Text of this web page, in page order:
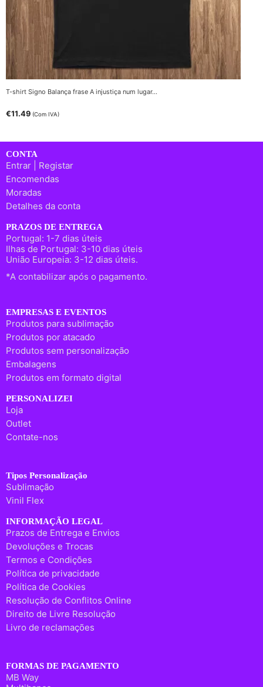
T-shirt Signo Balança frase A injustiça num lugar…
€11.49 (Com IVA)
CONTA
Entrar | Registar
Encomendas
Moradas
Detalhes da conta
PRAZOS DE ENTREGA
Portugal: 1-7 dias úteis
Ilhas de Portugal: 3-10 dias úteis
União Europeia: 3-12 dias úteis.
*A contabilizar após o pagamento.
EMPRESAS E EVENTOS
Produtos para sublimação
Produtos por atacado
Produtos sem personalização
Embalagens
Produtos em formato digital
PERSONALIZEI
Loja
Outlet
Contate-nos
Tipos Personalização
Sublimação
Vinil Flex
INFORMAÇÃO LEGAL
Prazos de Entrega e Envios
Devoluções e Trocas
Termos e Condições
Política de privacidade
Política de Cookies
Resolução de Conflitos Online
Direito de Livre Resolução
Livro de reclamações
FORMAS DE PAGAMENTO
MB Way